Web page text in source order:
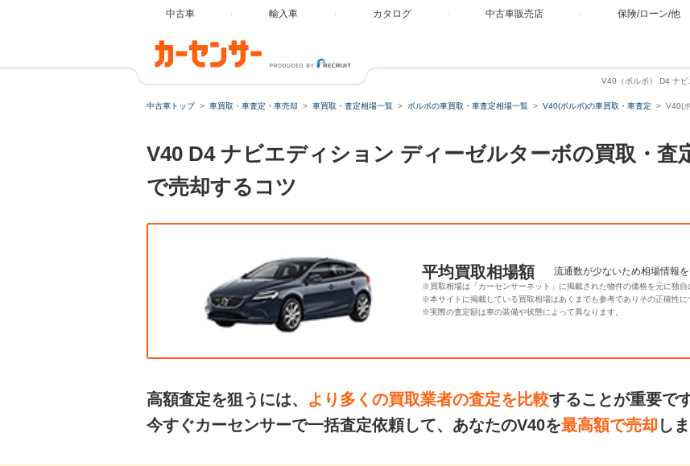
中古車 輸入車 カタログ 中古車販売店 保険/ローン/他
V40（ボルボ） D4 ナ
中古車トップ 車買取・車査定・車売却 車買取・査定相場一覧 ボルボの車買取・車査定相場一覧 V40(ボルボ)の車買取・車査定 V40(
V40 D4 ナビエディション ディーゼルターボの買取・査
で売却するコツ
平均買取相場額 流通数が少ないため相場情報
※買取相場は「カーセンサーネット」に掲載された物件の価格を元に独自
※本サイトに掲載している買取相場はあくまでも参考でありその正確性に
※実際の査定額は車の装備や状態によって異なります。
高額査定を狙うには、 より多くの買取業者の査定を比較することが重要です
今すぐカーセンサーで一括査定依頼して、あなたのV40を最高額で売却 し